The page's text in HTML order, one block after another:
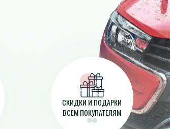
СКИДКИ И ПОДАРКИ
ВСЕМ ПОКУПАТЕЛЯМ